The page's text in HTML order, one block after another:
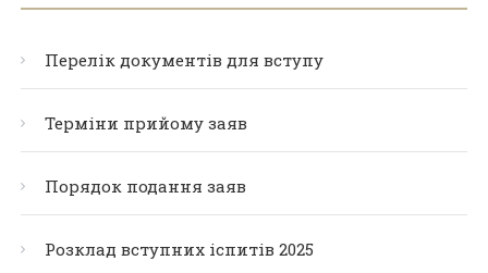
Перелік документів для вступу
Терміни прийому заяв
Порядок подання заяв
Розклад вступних іспитів 2025